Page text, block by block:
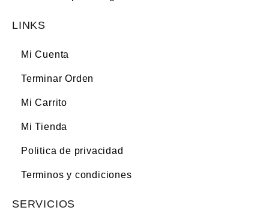
LINKS
Mi Cuenta
Terminar Orden
Mi Carrito
Mi Tienda
Politica de privacidad
Terminos y condiciones
SERVICIOS